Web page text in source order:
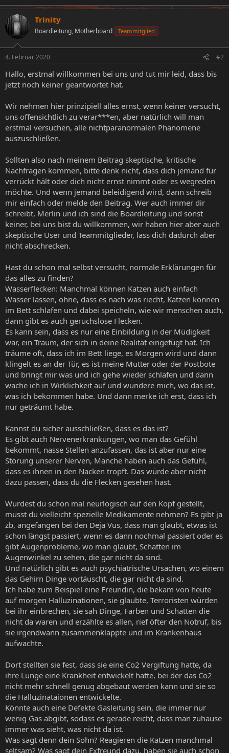
Trinity
Boardleitung, Motherboard Teammitglied
4. Februar 2020 #2
Hallo, erstmal willkommen bei uns und tut mir leid, dass bis
jetzt noch keiner geantwortet hat.
Wir nehmen hier prinzipiell alles ernst, wenn keiner versucht,
uns offensichtlich zu verar***en, aber natürlich will man
erstmal versuchen, alle nichtparanormalen Phänomene
auszuschließen.
Sollten also nach meinem Beitrag skeptische, kritische
Nachfragen kommen, bitte denk nicht, dass dich jemand für
verrückt hält oder dich nicht ernst nimmt oder es wegreden
möchte. Und wenn jemand beleidigend wird, dann schreib
mir einfach oder melde den Beitrag. Wer auch immer dir
schreibt, Merlin und ich sind die Boardleitung und sonst
keiner, bei uns bist du willkommen, wir haben hier aber auch
skeptische User und Teammitglieder, lass dich dadurch aber
nicht abschrecken.
Hast du schon mal selbst versucht, normale Erklärungen für
das alles zu finden?
Wasserflecken: Manchmal können Katzen auch einfach
Wasser lassen, ohne, dass es nach was riecht, Katzen können
im Bett schlafen und dabei speicheln, wie wir menschen auch,
dann gibt es auch geruchslose Flecken.
Es kann sein, dass es nur eine Einbildung in der Müdigkeit
war, ein Traum, der sich in deine Realität eingefügt hat. Ich
träume oft, dass ich im Bett liege, es Morgen wird und dann
klingelt es an der Tür, es ist meine Mutter oder der Postbote
und bringt mir was und ich gehe wieder schlafen und dann
wache ich in Wirklichkeit auf und wundere mich, wo das ist,
was ich bekommen habe. Und dann merke ich erst, dass ich
nur geträumt habe.
Kannst du sicher ausschließen, dass es das ist?
Es gibt auch Nervenerkrankungen, wo man das Gefühl
bekommt, nasse Stellen anzufassen, das ist aber nur eine
Störung unserer Nerven, Manche haben auch das Gefühl,
dass es ihnen in den Nacken tropft. Das würde aber nicht
dazu passen, dass du die Flecken gesehen hast.
Wurdest du schon mal neurlogisch auf den Kopf gestellt,
musst du vielleicht spezielle Medikamente nehmen? Es gibt ja
zb, angefangen bei den Deja Vus, dass man glaubt, etwas ist
schon längst passiert, wenn es dann nochmal passiert oder es
gibt Augenprobleme, wo man glaubt, Schatten im
Augenwinkel zu sehen, die gar nicht da sind.
Und natürlich gibt es auch psychiatrische Ursachen, wo einem
das Gehirn Dinge vortäuscht, die gar nicht da sind.
Ich habe zum Beispiel eine Freundin, die bekam von heute
auf morgen Halluzinationen, sie glaubte, Terroristen würden
bei ihr einbrechen, sie sah Dinge, Farben und Schatten die
nicht da waren und erzählte es allen, rief öfter den Notruf, bis
sie irgendwann zusammenklappte und im Krankenhaus
aufwachte.
Dort stellten sie fest, dass sie eine Co2 Vergiftung hatte, da
ihre Lunge eine Krankheit entwickelt hatte, bei der das Co2
nicht mehr schnell genug abgebaut werden kann und sie so
die Halluzinataionen entwickelte.
Könnte auch eine Defekte Gasleitung sein, die immer nur
wenig Gas abgibt, sodass es gerade reicht, dass man zuhause
immer was sieht, was nicht da ist.
Was sagt denn dein Sohn? Reagieren die Katzen manchmal
seltsam? Was sagt dein Exfreund dazu, haben sie auch schon